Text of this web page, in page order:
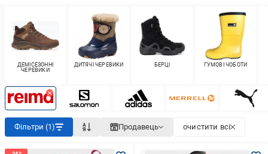
ДЕМІСЕЗОННІ
ЧЕРЕВИКИ
ДИТЯЧІ ЧЕРЕВИКИ БЕРЦІ ГУМОВІ ЧОБОТИ
Фільтри (1) Продавець очистити всі